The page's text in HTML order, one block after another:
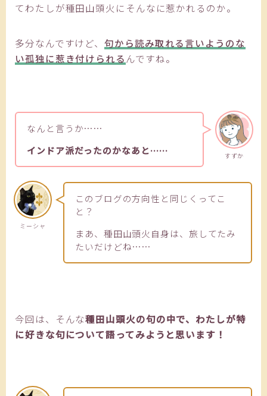
てわたしが種田山頭火にそんなに惹かれるのか。
多分なんですけど、句から読み取れる言いようのな
い孤独に惹き付けられる んですね。
すずか
なんと言うか……
インドア派だったのかなあと……
ミーシャ
このブログの方向性と同じくってこ
と？
まあ、種田山頭火自身は、旅してたみ
たいだけどね……
今回は、そんな種田山頭火の句の中で、わたしが特
に好きな句について語ってみようと思います！